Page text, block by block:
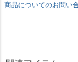
商品についてのお問い